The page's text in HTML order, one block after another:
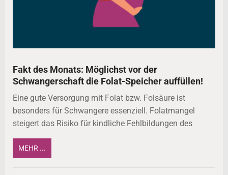
Fakt des Monats: Möglichst vor der
Schwangerschaft die Folat-Speicher auffüllen!
Eine gute Versorgung mit Folat bzw. Folsäure ist
besonders für Schwangere essenziell. Folatmangel
steigert das Risiko für kindliche Fehlbildungen des
MEHR ...